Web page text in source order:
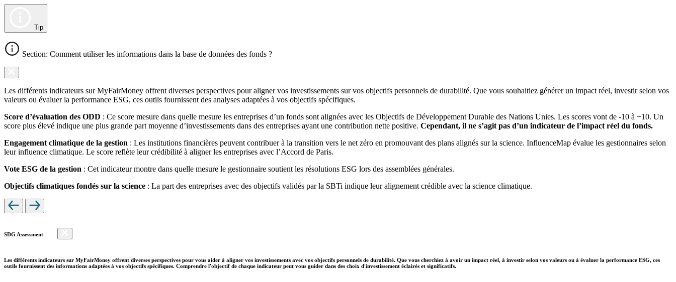
Tip
Section: Comment utiliser les informations dans la base de données des fonds ?
Les différents indicateurs sur MyFairMoney offrent diverses perspectives pour aligner vos investissements sur vos objectifs personnels de durabilité. Que vous souhaitiez générer un impact réel, investir selon vos
valeurs ou évaluer la performance ESG, ces outils fournissent des analyses adaptées à vos objectifs spécifiques.
Score d’évaluation des ODD : Ce score mesure dans quelle mesure les entreprises d’un fonds sont alignées avec les Objectifs de Développement Durable des Nations Unies. Les scores vont de -10 à +10. Un
score plus élevé indique une plus grande part moyenne d’investissements dans des entreprises ayant une contribution nette positive. Cependant, il ne s’agit pas d’un indicateur de l’impact réel du fonds.
Engagement climatique de la gestion : Les institutions financières peuvent contribuer à la transition vers le net zéro en promouvant des plans alignés sur la science. InfluenceMap évalue les gestionnaires selon
leur influence climatique. Le score reflète leur crédibilité à aligner les entreprises avec l’Accord de Paris.
Vote ESG de la gestion : Cet indicateur montre dans quelle mesure le gestionnaire soutient les résolutions ESG lors des assemblées générales.
Objectifs climatiques fondés sur la science : La part des entreprises avec des objectifs validés par la SBTi indique leur alignement crédible avec la science climatique.
SDG Assessment
Les différents indicateurs sur MyFairMoney offrent diverses perspectives pour vous aider à aligner vos investissements avec vos objectifs personnels de durabilité. Que vous cherchiez à avoir un impact réel, à investir selon vos valeurs ou à évaluer la performance ESG, ces
outils fournissent des informations adaptées à vos objectifs spécifiques. Comprendre l'objectif de chaque indicateur peut vous guider dans des choix d'investissement éclairés et significatifs.